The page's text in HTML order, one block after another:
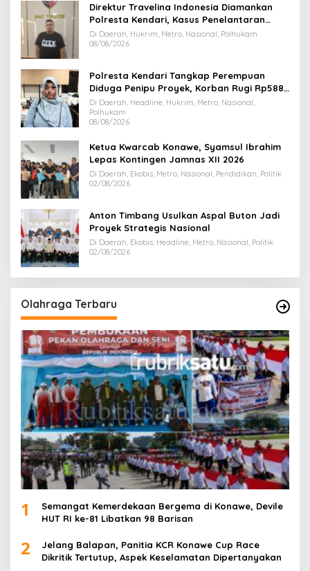
Direktur Travelina Indonesia Diamankan
Polresta Kendari, Kasus Penelantaran
Jemaah Umrah Masuk Babak Baru
Di Daerah, Hukrim, Metro, Nasional, Polhukam
08/08/2026
Polresta Kendari Tangkap Perempuan
Diduga Penipu Proyek, Korban Rugi Rp588,1
Juta
Di Daerah, Headline, Hukrim, Metro, Nasional,
Polhukam
08/08/2026
Ketua Kwarcab Konawe, Syamsul Ibrahim
Lepas Kontingen Jamnas XII 2026
Di Daerah, Ekobis, Metro, Nasional, Pendidikan, Politik
02/08/2026
Anton Timbang Usulkan Aspal Buton Jadi
Proyek Strategis Nasional
Di Daerah, Ekobis, Headline, Metro, Nasional, Politik
02/08/2026
Olahraga Terbaru
1
Semangat Kemerdekaan Bergema di Konawe, Devile
HUT RI ke-81 Libatkan 98 Barisan
2
Jelang Balapan, Panitia KCR Konawe Cup Race
Dikritik Tertutup, Aspek Keselamatan Dipertanyakan